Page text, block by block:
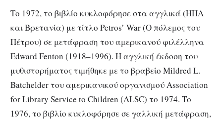
Το 1972, το βιβλίο κυκλοφόρησε στα αγγλικά (ΗΠΑ
και Βρετανία) με τίτλο Petros’ War (Ο πόλεμος του
Πέτρου) σε μετάφραση του αμερικανού φιλέλληνα
Edward Fenton (1918–1996). Η αγγλική έκδοση του
μυθιστορήματος τιμήθηκε με το βραβείο Mildred L.
Batchelder του αμερικανικού οργανισμού Association
for Library Service to Children (ALSC) το 1974. Το
1976, το βιβλίο κυκλοφόρησε σε γαλλική μετάφραση,